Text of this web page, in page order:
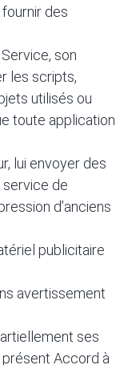
fournir des
son
les scripts,
utilisés ou
toute application
lui envoyer des
service de
d’anciens
publicitaire
avertissement
ses
Accord à